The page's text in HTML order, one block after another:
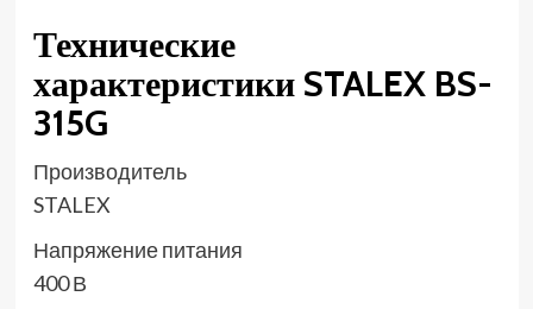
Технические
характеристики STALEX BS-
315G
Производитель
STALEX
Напряжение питания
400 В